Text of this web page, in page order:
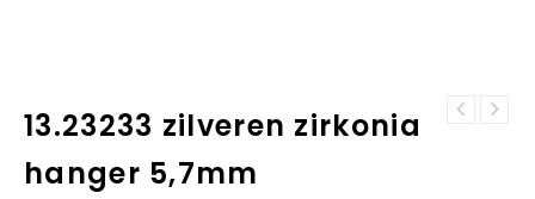
13.23233 zilveren zirkonia
hanger 5,7mm